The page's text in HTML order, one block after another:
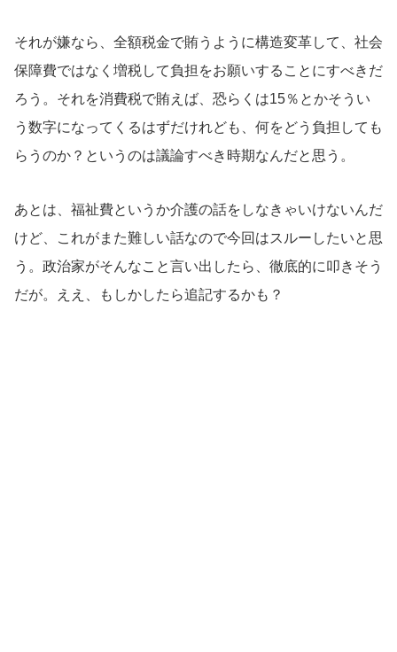
それが嫌なら、全額税金で賄うように構造変革して、社会
保障費ではなく増税して負担をお願いすることにすべきだ
ろう。それを消費税で賄えば、恐らくは15％とかそうい
う数字になってくるはずだけれども、何をどう負担しても
らうのか？というのは議論すべき時期なんだと思う。
あとは、福祉費というか介護の話をしなきゃいけないんだ
けど、これがまた難しい話なので今回はスルーしたいと思
う。政治家がそんなこと言い出したら、徹底的に叩きそう
だが。ええ、もしかしたら追記するかも？